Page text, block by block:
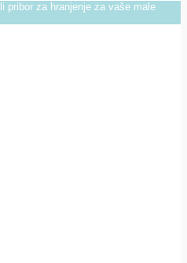
pribor za hranjenje za vaše male